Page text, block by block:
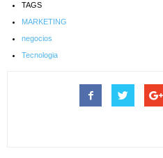
TAGS
MARKETING
negocios
Tecnologia